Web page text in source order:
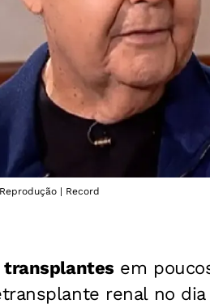
| Record
transplantes em
renal no dia